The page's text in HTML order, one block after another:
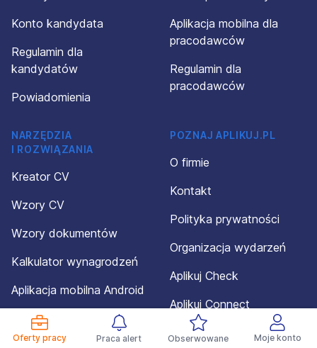
Oferty pracy Praca alert Obserwowane Moje konto
Konto kandydata
Regulamin dla
kandydatów
Powiadomienia
Aplikacja mobilna dla
pracodawców
Regulamin dla
pracodawców
NARZĘDZIA
I ROZWIĄZANIA
Kreator CV
Wzory CV
Wzory dokumentów
Kalkulator wynagrodzeń
Aplikacja mobilna Android
Aplikacja mobilna iOS
POZNAJ APLIKUJ.PL
O firmie
Kontakt
Polityka prywatności
Organizacja wydarzeń
Aplikuj Check
Aplikuj Connect
Dotacja